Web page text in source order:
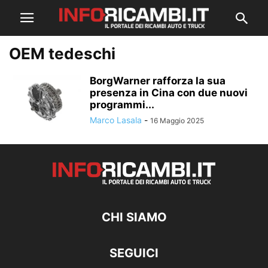
OEM tedeschi
BorgWarner rafforza la sua
presenza in Cina con due nuovi
programmi...
Marco Lasala - 16 Maggio 2025
CHI SIAMO
SEGUICI